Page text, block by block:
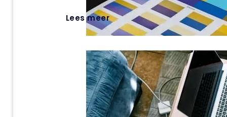
sleutels zijn om jouw digitale targets te
Lees meer